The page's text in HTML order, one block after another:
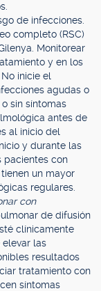
de infecciones.
completo (RSC)
Monitorear
y en los
inicie el
agudas o
sin síntomas
antes de
al inicio del
y durante las
pacientes con
un mayor
regulares.
con
de difusión
clínicamente
las
resultados
tratamiento con
síntomas